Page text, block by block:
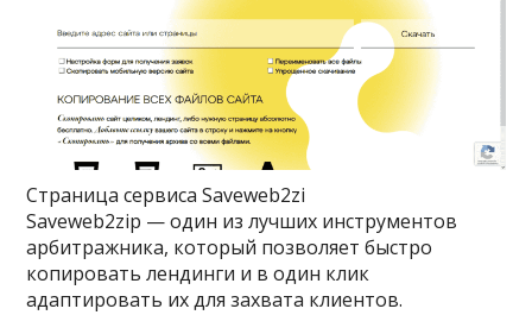
Страница сервиса Saveweb2zi
Saveweb2zip — один из лучших инструментов
арбитражника, который позволяет быстро
копировать лендинги и в один клик
адаптировать их для захвата клиентов.